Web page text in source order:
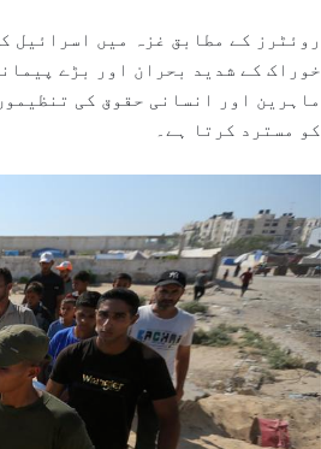
روئٹرز کے مطابق غزہ میں اسرائیل
خوراک کے شدید بحران اور بڑے
ماہرین اور انسانی حقوق کی
کو مسترد کرتا ہے۔